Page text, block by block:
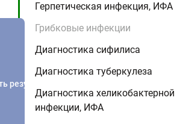
Герпетическая инфекция, ИФА
Грибковые инфекции
Диагностика сифилиса
Диагностика туберкулеза
Диагностика хеликобактерной
инфекции, ИФА
результатов